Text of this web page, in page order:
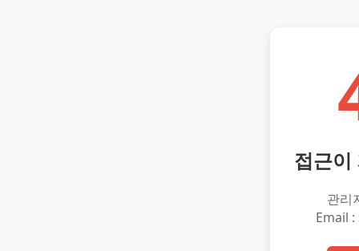
접근이
관리
Email